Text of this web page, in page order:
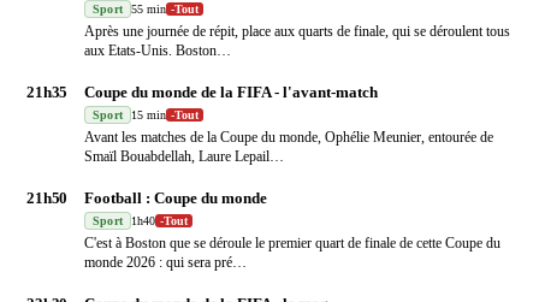
Sport 55 min -Tout
Après une journée de répit, place aux quarts de finale, qui se déroulent tous
aux Etats-Unis. Boston…
21h35 Coupe du monde de la FIFA - l'avant-match
Sport 15 min -Tout
Avant les matches de la Coupe du monde, Ophélie Meunier, entourée de
Smaïl Bouabdellah, Laure Lepail…
21h50 Football : Coupe du monde
Sport 1h40 -Tout
C'est à Boston que se déroule le premier quart de finale de cette Coupe du
monde 2026 : qui sera pré…